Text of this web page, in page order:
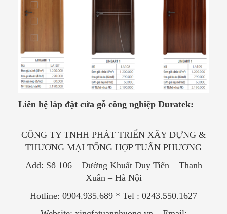
Liên hệ lắp đặt cửa gỗ công nghiệp Duratek:
CÔNG TY TNHH PHÁT TRIỂN XÂY DỰNG &
THƯƠNG MẠI TỔNG HỢP TUẤN PHƯƠNG
Add: Số 106 – Đường Khuất Duy Tiến – Thanh
Xuân – Hà Nội
Hotline: 0904.935.689 * Tel : 0243.550.1627